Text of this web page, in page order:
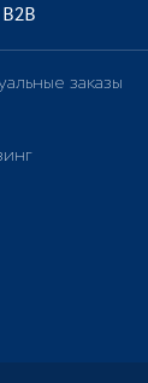
заказы